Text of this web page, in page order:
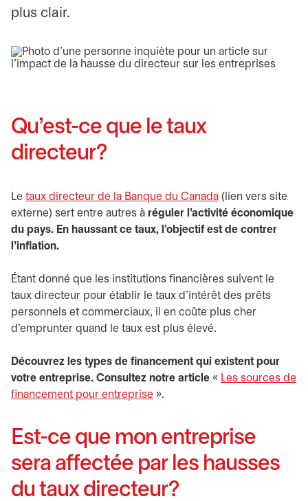
plus clair.
Qu’est-ce que le taux
directeur?
Le taux directeur de la Banque du Canada s’ouvre dans un
(lien vers site
externe) sert entre autres à réguler l'activité économique
du pays. En haussant ce taux, l’objectif est de contrer
l’inflation.
Étant donné que les institutions financières suivent le
taux directeur pour établir le taux d’intérêt des prêts
personnels et commerciaux, il en coûte plus cher
d’emprunter quand le taux est plus élevé.
Découvrez les types de financement qui existent pour
votre entreprise. Consultez notre article « Les sources de
financement pour entreprise ».
Est-ce que mon entreprise
sera affectée par les hausses
du taux directeur?